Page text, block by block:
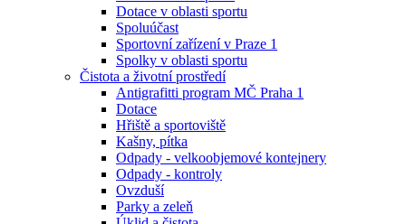
Dotace v oblasti sportu
Spoluúčast
Sportovní zařízení v Praze 1
Spolky v oblasti sportu
Čistota a životní prostředí
Antigrafitti program MČ Praha 1
Dotace
Hřiště a sportoviště
Kašny, pítka
Odpady - velkoobjemové kontejnery
Odpady - kontroly
Ovzduší
Parky a zeleň